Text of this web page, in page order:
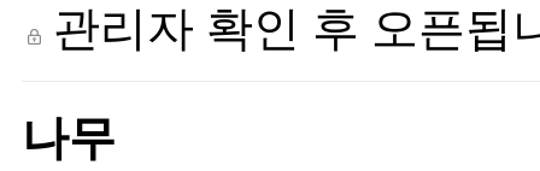
관리자 확인 후 오픈됩
나무